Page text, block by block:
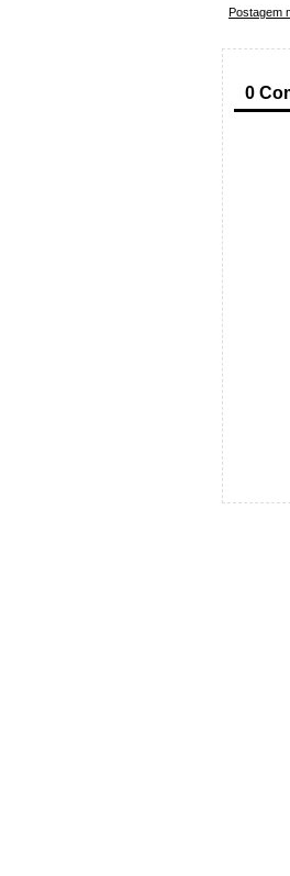
Postagem
0